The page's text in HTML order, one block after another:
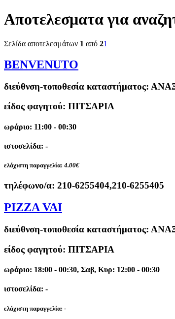
Αποτελεσματα για
Σελίδα αποτελεσμάτων 1 από 21
BENVENUTO
διεύθνση-τοποθεσία καταστήματος:
είδος φαγητού: ΠΙΤΣΑΡΙΑ
ωράριο: 11:00 - 00:30
ιστοσελίδα: -
ελάχιστη παραγγελία: 4.00€
τηλέφωνο/α: 210-6255404,210-6255405
PIZZA VAI
διεύθνση-τοποθεσία καταστήματος:
είδος φαγητού: ΠΙΤΣΑΡΙΑ
ωράριο: 18:00 - 00:30, Σαβ, Κυρ: 12:00 - 00:30
ιστοσελίδα: -
ελάχιστη παραγγελία: -